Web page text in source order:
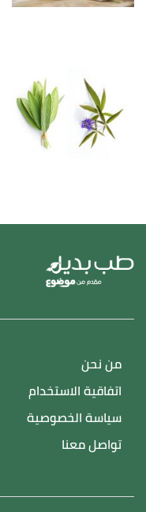
من نحن
اتفاقية الاستخدام
سياسة الخصوصية
تواصل معنا